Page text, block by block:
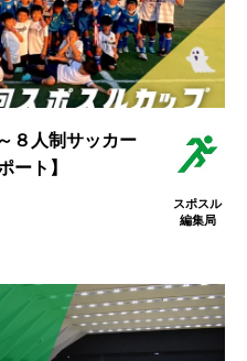
８人制サッカー
ート】
スポスル
編集局